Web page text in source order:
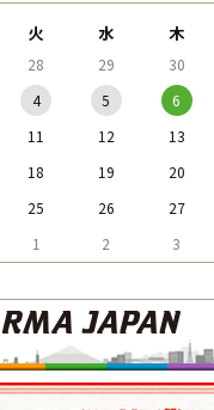
火 水 木
28 29 30
4 5 6
11 12 13
18 19 20
25 26 27
1 2 3